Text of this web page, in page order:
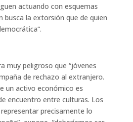
actuando con esquemas
busca la extorsión que de quien
muy peligroso que “jóvenes
de rechazo al extranjero.
un activo económico es
encuentro entre culturas. Los
precisamente lo